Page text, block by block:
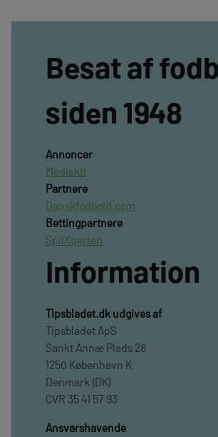
Besat af
siden 1948
Annoncer
Mediekit
Partnere
Danskfodbold.com
Bettingpartnere
SpilXperten
Information
TIpsbladet.dk udgives af
Tipsbladet ApS
Sankt Annæ Plads 28
1250 København K
Denmark (DK)
CVR 35 41 57 93
Ansvarshavende